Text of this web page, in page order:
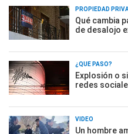
PROPIEDAD
Qué cambia
de desalojo
¿QUÉ PASÓ?
Explosión o
redes
VIDEO
Un hombre